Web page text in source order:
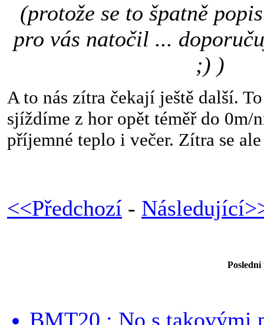
(protože se to špatně
pro vás natočil ...
;) )
A to nás zítra čekají ještě další.
sjíždíme z hor opět téměř do 0m/
příjemné teplo i večer. Zítra se
<<Předchozí -
BMT20 : No s takovými